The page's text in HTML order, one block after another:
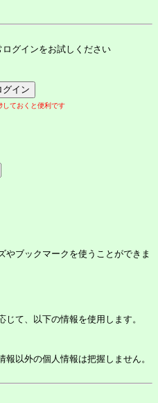
グインをお試しください
しておくと便利です
ブックマークを使うことができま
て、以下の情報を使用します。
以外の個人情報は把握しません。